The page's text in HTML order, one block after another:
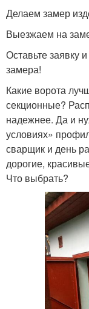
Делаем замер
Выезжаем на
Оставьте заявку
замера!
Какие ворота
секционные?
надежнее. Да и
условиях»
сварщик и день
дорогие,
Что выбрать?